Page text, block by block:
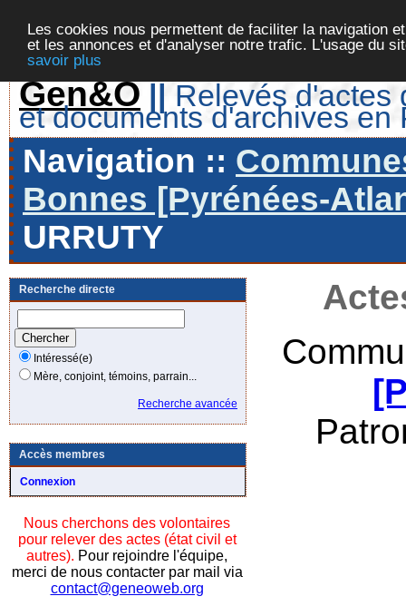
Les cookies nous permettent de faciliter la navigation
et les annonces et d'analyser notre trafic. L'usage du
savoir plus
Gen&O || Relevés d'actes
et documents d'archives en
Navigation ::
Bonnes [Pyrénées-
URRUTY
Recherche directe
Intéressé(e)
Mère, conjoint, témoins, parrain...
Recherche avancée
Accès membres
Connexion
Nous cherchons des volontaires
pour relever des actes (état civil et
autres). Pour rejoindre l'équipe,
merci de nous contacter par mail via
contact@geneoweb.org